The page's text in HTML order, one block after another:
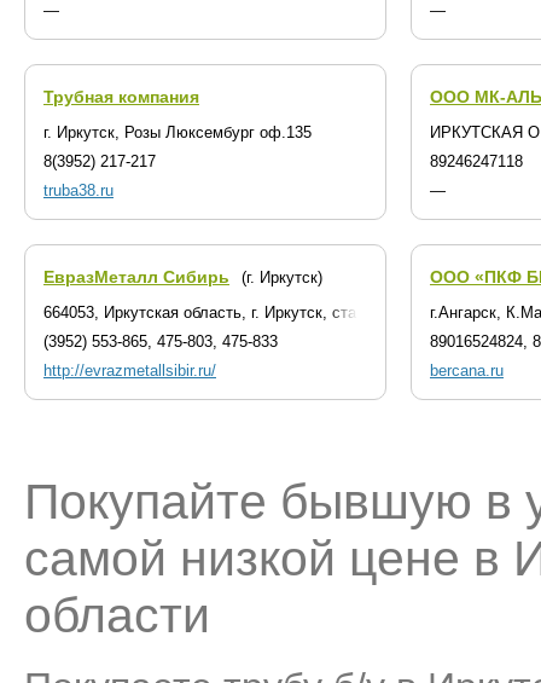
—
—
Трубная компания
г. Иркутск, Розы Люксембург оф.135
8(3952) 217-217
truba38.ru
ООО МК-
ИРКУТСКАЯ
89246247118
—
ЕвразМеталл Сибирь
(г. Иркутск)
664053, Иркутская область, г. Иркутск, станция Горка (база
(3952) 553-865, 475-803, 475-833
http://evrazmetallsibir.ru/
ООО «ПКФ
г.Ангарск,
89016524824,
bercana.ru
Покупайте бывшую в
самой низкой цене в
области